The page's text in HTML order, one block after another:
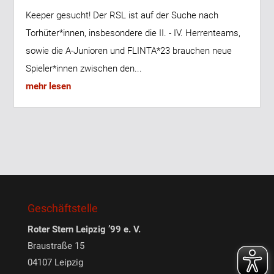
Keeper gesucht! Der RSL ist auf der Suche nach
Torhüter*innen, insbesondere die II. - IV. Herrenteams,
sowie die A-Junioren und FLINTA*23 brauchen neue
Spieler*innen zwischen den...
mehr lesen
Geschäftstelle
Roter Stern Leipzig ’99 e. V.
Braustraße 15
04107 Leipzig